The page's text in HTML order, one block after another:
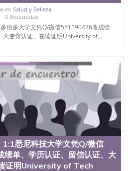
en Salud y Belleza
0 Respuestas
伦多大学文凭Q/微信551190476改成绩
大使馆认证、在读证明University of...
1:1悉尼科技大学文凭Q/微信
单、学历认证、留信认证、大
证明University of Tech